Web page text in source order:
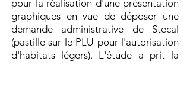
pour la réalisation d'une présentation
graphiques en vue de déposer une
demande administrative de Stecal
(pastille sur le PLU pour l'autorisation
d'habitats légers). L'étude a prit la